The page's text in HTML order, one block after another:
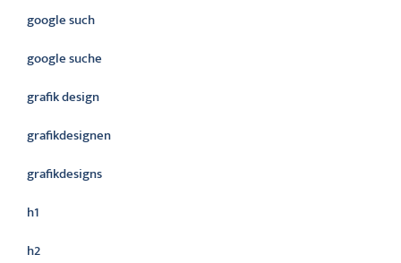
google such
google suche
grafik design
grafikdesignen
grafikdesigns
h1
h2